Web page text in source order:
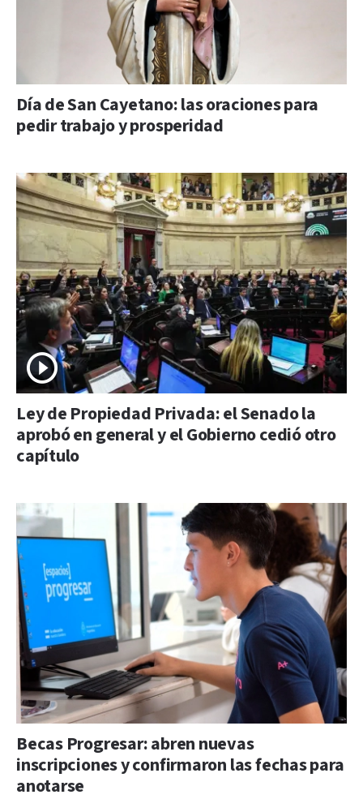
Día de San Cayetano: las oraciones para
pedir trabajo y prosperidad
Ley de Propiedad Privada: el Senado la
aprobó en general y el Gobierno cedió otro
capítulo
Becas Progresar: abren nuevas
inscripciones y confirmaron las fechas para
anotarse